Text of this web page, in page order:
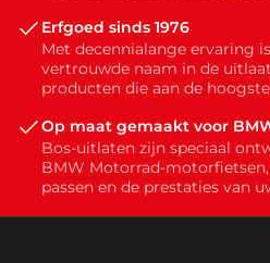
Erfgoed sinds 1976
Met decennialange ervaring
vertrouwde naam in de
producten die aan de
Op maat gemaakt voor
Bos-uitlaten zijn speciaal
BMW Motorrad-
passen en de prestaties van